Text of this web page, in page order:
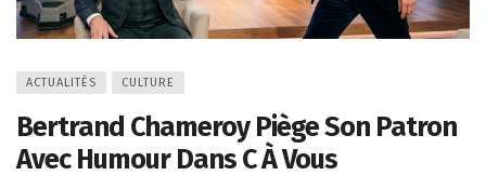
ACTUALITÉS CULTURE
Bertrand Chameroy Piège Son Patron
Avec Humour Dans C À Vous